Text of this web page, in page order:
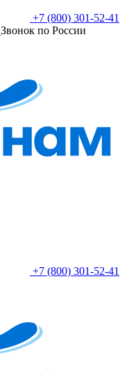
+7 (800) 301-52-41
Звонок по России
+7 (800) 301-52-41